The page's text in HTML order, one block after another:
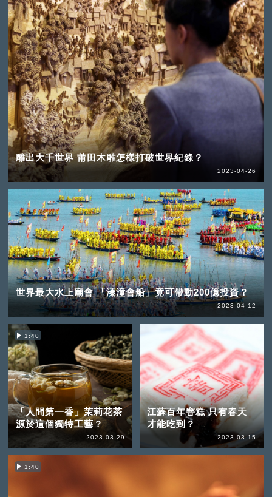
雕出大千世界 莆田木雕怎樣打破世界紀錄？
2023-04-26
世界最大水上廟會 「溱潼會船」竟可帶動200億投資？
2023-04-12
1:40
「人間第一香」茉莉花茶
源於這個獨特工藝？
2023-03-29
江蘇百年窨糕 只有春天
才能吃到？
2023-03-15
1:40